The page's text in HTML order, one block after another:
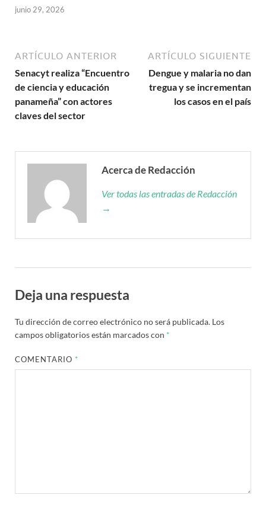
junio 29, 2026
ARTÍCULO ANTERIOR
Senacyt realiza “Encuentro
de ciencia y educación
panameña” con actores
claves del sector
ARTÍCULO SIGUIENTE
Dengue y malaria no dan
tregua y se incrementan
los casos en el país
Acerca de Redacción
Ver todas las entradas de Redacción
→
Deja una respuesta
Tu dirección de correo electrónico no será publicada. Los
campos obligatorios están marcados con *
COMENTARIO *